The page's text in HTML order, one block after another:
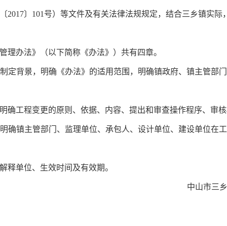
2017〕101号）等文件及有关法律法规规定，结合三乡镇实际
办法》（以下简称《办法》）共有四章。
景，明确《办法》的适用范围，明确镇政府、镇主管部
工程变更的原则、依据、内容、提出和审查操作程序、审核
主管部门、监理单位、承包人、设计单位、建设单位在
单位、生效时间及有效期。
中山市